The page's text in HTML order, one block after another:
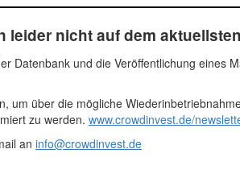
großzügigen Balkon- und
übrigen drei Einheiten sind verbindlich
leider nicht auf dem
Datenbank und die Veröffentlichung eines
um über die mögliche
zu werden. www.crowdinvest.de/
an info@crowdinvest.de